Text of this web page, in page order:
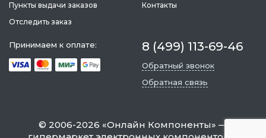
Пункты выдачи заказов
Отследить заказ
Контакты
Принимаем к оплате: 8 (499) 113-69-46
Обратный звонок
Обратная связь
© 2006-2026 «Онлайн Компоненты» —